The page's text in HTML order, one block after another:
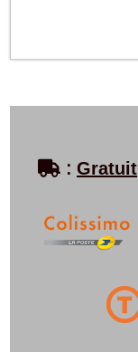
 : Gratuit